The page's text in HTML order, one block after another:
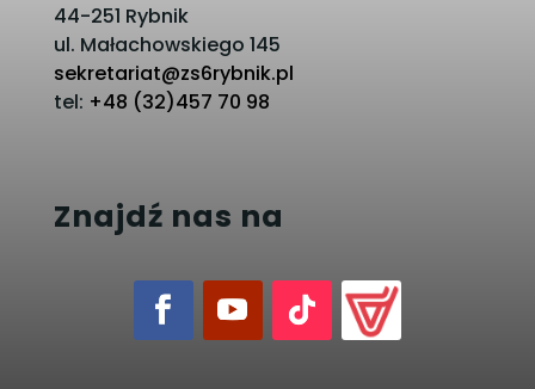
44-251 Rybnik
ul. Małachowskiego 145
sekretariat@zs6rybnik.pl
tel: +48 (32)457 70 98
Znajdź nas na